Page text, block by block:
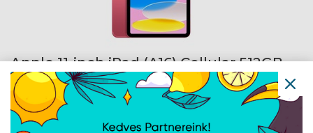
Apple 11-inch iPad (A16) Cellular 512GB -
Pink
Cikkszám:MD7T4HCA Gyártói cikkszám:MD7T4HC/A